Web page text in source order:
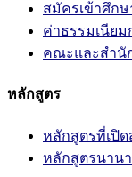
สมัครเข้าศึกษ
ค่าธรรมเนียม
คณะและสำนั
หลักสูตร
หลักสูตรที่เปิ
หลักสูตรนาน